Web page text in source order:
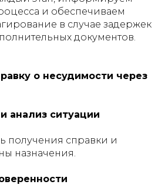
и обеспечиваем
в случае задержек
документов.
о несудимости через
анализ ситуации
получения справки и
назначения.